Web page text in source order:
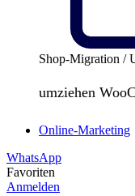
Shop-Migration /
umziehen
Online-Marketing
WhatsApp
Favoriten
Anmelden